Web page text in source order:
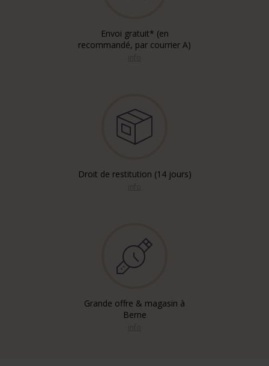
Envoi gratuit* (en
recommandé, par courrier A)
Droit de restitution (14 jours)
Grande offre & magasin à
Berne